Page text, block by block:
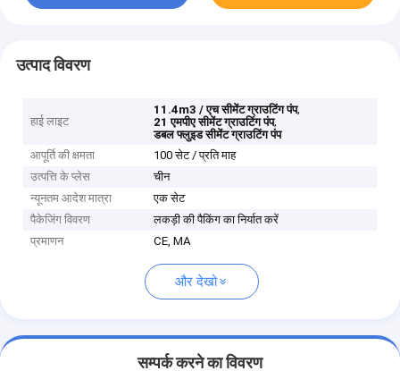
उत्पाद विवरण
हाई लाइट
11.4m3 / एच सीमेंट ग्राउटिंग पंप,
21 एमपीए सीमेंट ग्राउटिंग पंप,
डबल फ्लुइड सीमेंट ग्राउटिंग पंप
आपूर्ति की क्षमता
100 सेट / प्रति माह
उत्पत्ति के प्लेस
चीन
न्यूनतम आदेश मात्रा
एक सेट
पैकेजिंग विवरण
लकड़ी की पैकिंग का निर्यात करें
प्रमाणन
CE, MA
और देखो
सम्पर्क करने का विवरण